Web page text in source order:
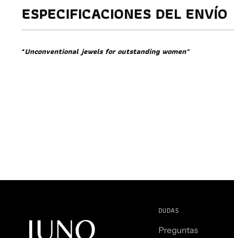
ESPECIFICACIONES DEL ENVÍO
"Unconventional jewels for outstanding women"
DUDAS
Preguntas